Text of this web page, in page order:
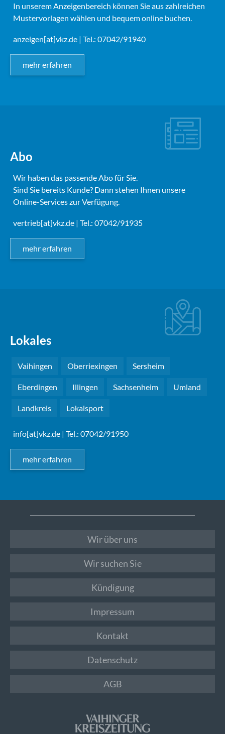
In unserem Anzeigenbereich können Sie aus zahlreichen
Mustervorlagen wählen und bequem online buchen.
anzeigen[at]vkz.de | Tel.: 07042/91940
mehr erfahren
Abo
Wir haben das passende Abo für Sie.
Sind Sie bereits Kunde? Dann stehen Ihnen unsere
Online-Services zur Verfügung.
vertrieb[at]vkz.de | Tel.: 07042/91935
mehr erfahren
Lokales
Vaihingen Oberriexingen Sersheim
Eberdingen Illingen Sachsenheim Umland
Landkreis Lokalsport
info[at]vkz.de | Tel.: 07042/91950
mehr erfahren
Wir über uns
Wir suchen Sie
Kündigung
Impressum
Kontakt
Datenschutz
AGB